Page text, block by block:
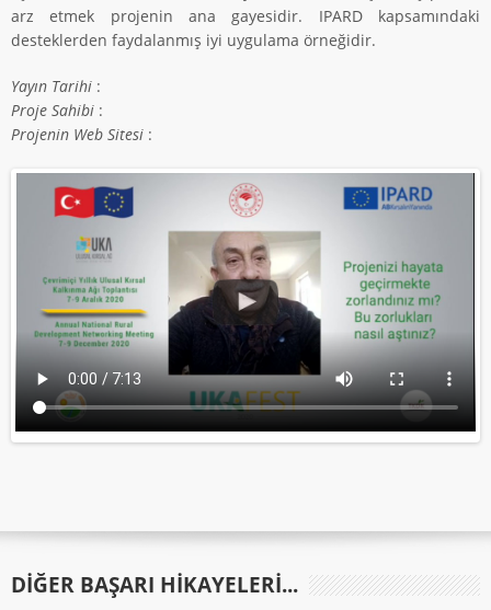
arz etmek projenin ana gayesidir. IPARD kapsamındaki
desteklerden faydalanmış iyi uygulama örneğidir.
Yayın Tarihi :
Proje Sahibi :
Projenin Web Sitesi :
DIĞER BAŞARI HIKAYELERI...